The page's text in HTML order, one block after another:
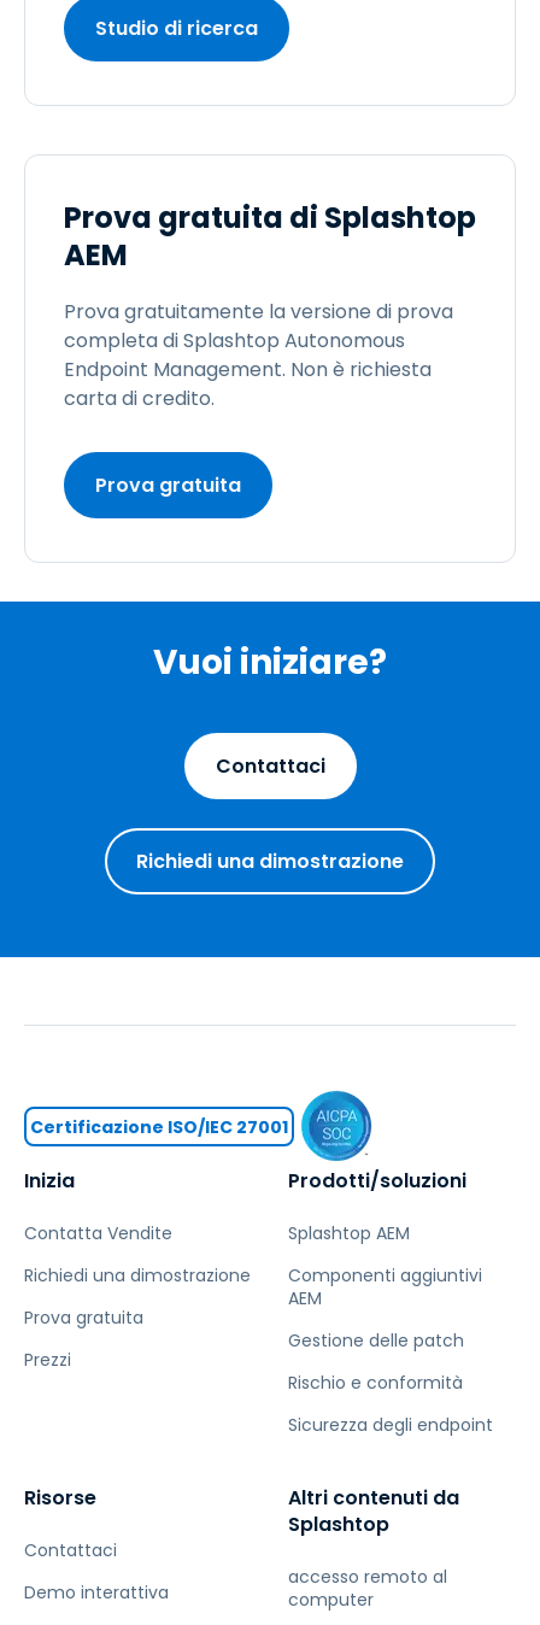
Studio di ricerca
Prova gratuita di Splashtop
AEM
Prova gratuitamente la versione di prova
completa di Splashtop Autonomous
Endpoint Management. Non è richiesta
carta di credito.
Prova gratuita
Vuoi iniziare?
Contattaci
Richiedi una dimostrazione
Inizia
Contatta Vendite
Richiedi una dimostrazione
Prova gratuita
Prezzi
Prodotti/soluzioni
Splashtop AEM
Componenti aggiuntivi
AEM
Gestione delle patch
Rischio e conformità
Sicurezza degli endpoint
Risorse
Contattaci
Demo interattiva
Altri contenuti da
Splashtop
accesso remoto al
computer
Certificazione ISO/IEC 27001